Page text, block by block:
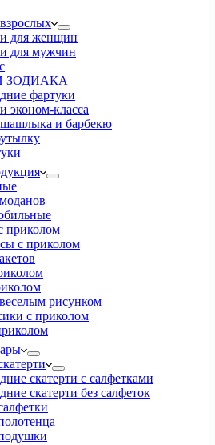
для женщин
для мужчин
ЗОДИАКА
фартуки
эконом-класса
и барбекю
приколом
с приколом
рисунком
с приколом
скатерти с салфетками
скатерти без салфеток